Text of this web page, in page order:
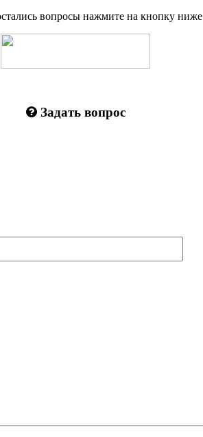
вопросы нажмите на кнопку ниже
Задать вопрос